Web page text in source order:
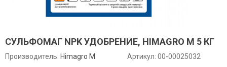
СУЛЬФОМАГ NPK УДОБРЕНИЕ, HIMAGRO M 5 КГ
Производитель: Himagro M
Артикул: 00-00025032